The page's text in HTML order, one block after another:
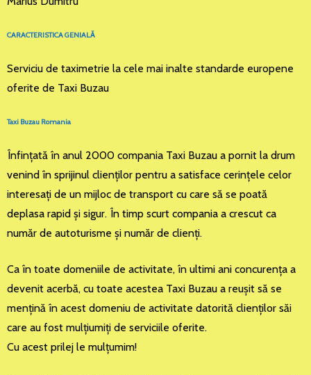
CARACTERISTICA GENIALĂ
Serviciu de taximetrie la cele mai inalte standarde europene
oferite de Taxi Buzau
Taxi Buzau Romania
Înfinţată în anul 2000 compania Taxi Buzau a pornit la drum
venind în sprijinul clienţilor pentru a satisface cerinţele celor
interesaţi de un mijloc de transport cu care să se poată
deplasa rapid şi sigur. În timp scurt compania a crescut ca
număr de autoturisme şi număr de clienţi.
Ca în toate domeniile de activitate, în ultimi ani concurenţa a
devenit acerbă, cu toate acestea Taxi Buzau a reuşit să se
menţină în acest domeniu de activitate datorită clienţilor săi
care au fost mulţiumiţi de serviciile oferite.
Cu acest prilej le mulţumim!